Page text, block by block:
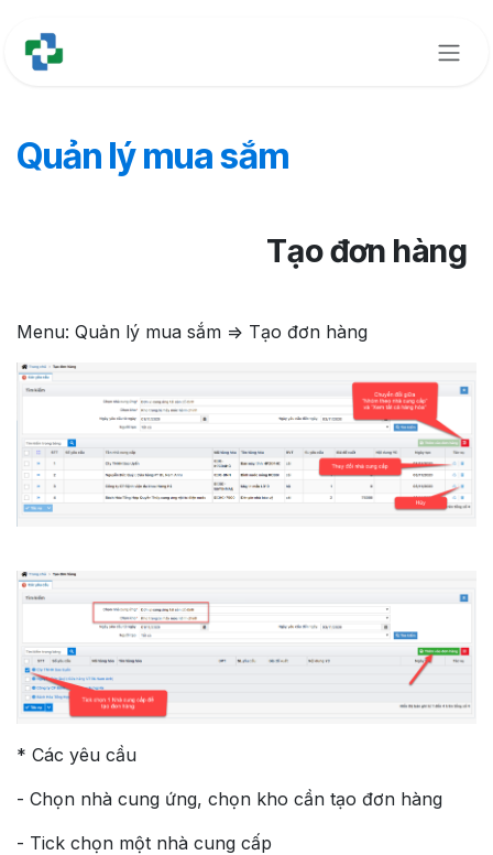
Quản lý mua sắm
Tạo đơn hàng
Menu: Quản lý mua sắm => Tạo đơn hàng
* Các yêu cầu
- Chọn nhà cung ứng, chọn kho cần tạo đơn hàng
- Tick chọn một nhà cung cấp